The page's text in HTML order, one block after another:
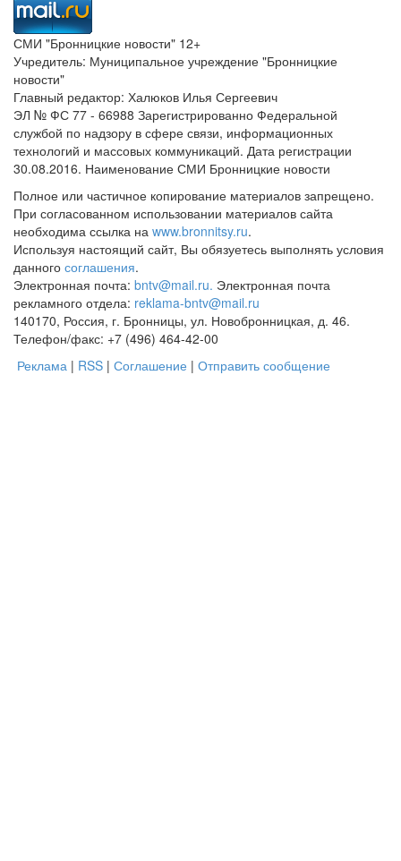
СМИ "Бронницкие новости" 12+
Учредитель: Муниципальное учреждение "Бронницкие
новости"
Главный редактор: Халюков Илья Сергеевич
ЭЛ № ФС 77 - 66988 Зарегистрированно Федеральной
службой по надзору в сфере связи, информационных
технологий и массовых коммуникаций. Дата регистрации
30.08.2016. Наименование СМИ Бронницкие новости
Полное или частичное копирование материалов запрещено.
При согласованном использовании материалов сайта
необходима ссылка на www.bronnitsy.ru.
Используя настоящий сайт, Вы обязуетесь выполнять условия
данного соглашения.
Электронная почта: bntv@mail.ru. Электронная почта
рекламного отдела: reklama-bntv@mail.ru
140170, Россия, г. Бронницы, ул. Новобронницкая, д. 46.
Телефон/факс: +7 (496) 464-42-00
Реклама | RSS | Соглашение | Отправить сообщение